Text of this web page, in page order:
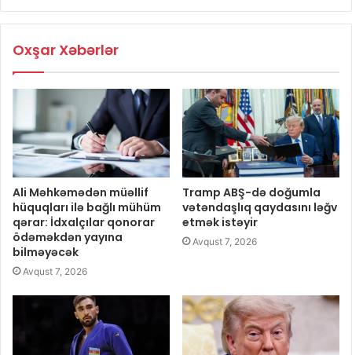
Oxşar Xəbərlər
Ali Məhkəmədən müəllif
hüquqları ilə bağlı mühüm
qərar: İdxalçılar qonorar
ödəməkdən yayına
bilməyəcək
Avqust 7, 2026
Tramp ABŞ-də doğumla
vətəndaşlıq qaydasını ləğv
etmək istəyir
Avqust 7, 2026